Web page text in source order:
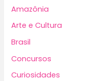
Amazônia
Arte e Cultura
Brasil
Concursos
Curiosidades